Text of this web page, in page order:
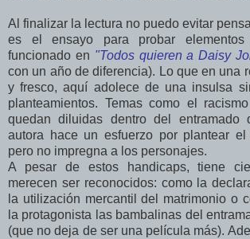
Al finalizar la lectura no puedo evitar
es el ensayo para probar
funcionado en "Todos quieren a Daisy
con un año de diferencia). Lo que en una
y fresco, aquí adolece de una insulsa
planteamientos. Temas como el
quedan diluidas dentro del entramado
autora hace un esfuerzo por plantear el
pero no impregna a los personajes.
A pesar de estos handicaps, tiene
merecen ser reconocidos: como la
la utilización mercantil del matrimonio o
la protagonista las bambalinas del
(que no deja de ser una película más).